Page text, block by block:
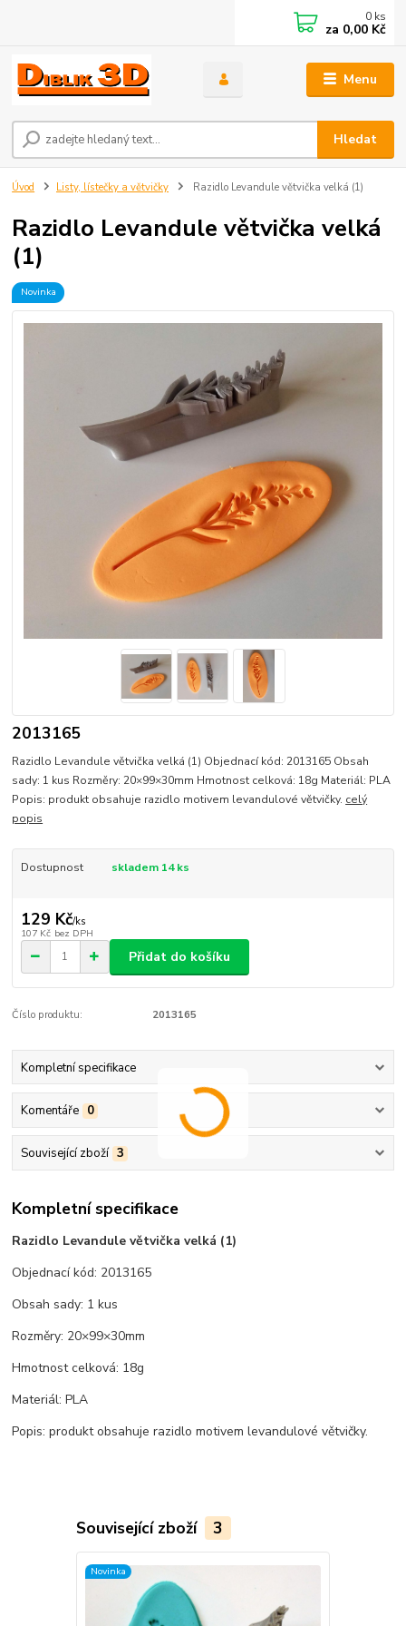
Menu
Hledat
0 ks
za 0,00 Kč
Úvod Listy, lístečky a větvičky Razidlo Levandule větvička velká (1)
Razidlo Levandule větvička velká
(1)
Novinka
2013165
Razidlo Levandule větvička velká (1) Objednací kód: 2013165 Obsah
sady: 1 kus Rozměry: 20×99×30mm Hmotnost celková: 18g Materiál: PLA
Popis: produkt obsahuje razidlo motivem levandulové větvičky. celý
popis
Dostupnost skladem 14 ks
129 Kč/ks
107 Kč bez DPH
Přidat do košíku
Číslo produktu: 2013165
Kompletní specifikace
Komentáře 0
Související zboží 3
Kompletní specifikace
Razidlo Levandule větvička velká (1)
Objednací kód: 2013165
Obsah sady: 1 kus
Rozměry: 20×99×30mm
Hmotnost celková: 18g
Materiál: PLA
Popis: produkt obsahuje razidlo motivem levandulové větvičky.
Související zboží 3
Novinka